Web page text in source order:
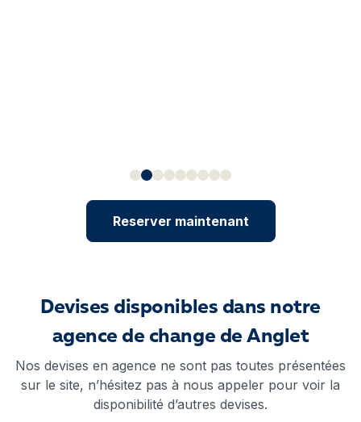
Reserver maintenant
Devises disponibles dans notre
agence de change de Anglet
Nos devises en agence ne sont pas toutes présentées
sur le site, n’hésitez pas à nous appeler pour voir la
disponibilité d’autres devises.